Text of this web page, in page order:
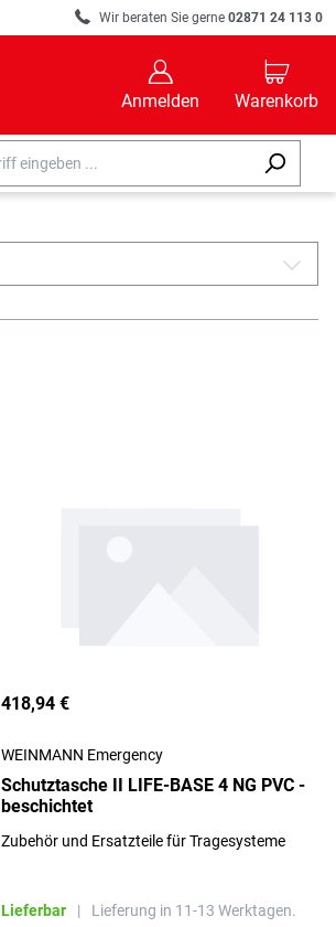
R Wir beraten Sie gerne 02871 24 113 0
B
Anmelden
C
Warenkorb
A
418,94 €
WEINMANN Emergency
Schutztasche II LIFE-BASE 4 NG PVC -
beschichtet
Zubehör und Ersatzteile für Tragesysteme
Lieferbar | Lieferung in 11-13 Werktagen.